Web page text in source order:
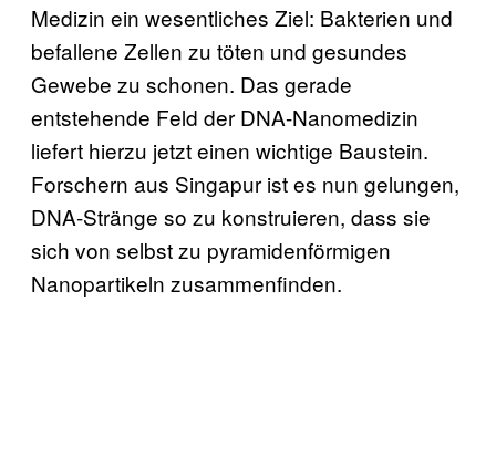
Medizin ein wesentliches Ziel: Bakterien und
befallene Zellen zu töten und gesundes
Gewebe zu schonen. Das gerade
entstehende Feld der DNA-Nanomedizin
liefert hierzu jetzt einen wichtige Baustein.
Forschern aus Singapur ist es nun gelungen,
DNA-Stränge so zu konstruieren, dass sie
sich von selbst zu pyramidenförmigen
Nanopartikeln zusammenfinden.